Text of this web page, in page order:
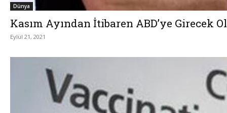
Dünya
Kasım Ayından İtibaren ABD’ye Girecek
Eylül 21, 2021